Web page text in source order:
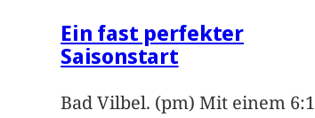
Ein fast perfekter
Saisonstart
Bad Vilbel. (pm) Mit einem 6:1